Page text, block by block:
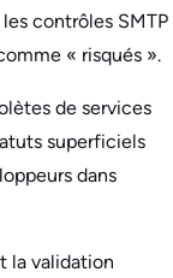
contrôles SMTP
« risqués ».
de services
superficiels
dans
la validation